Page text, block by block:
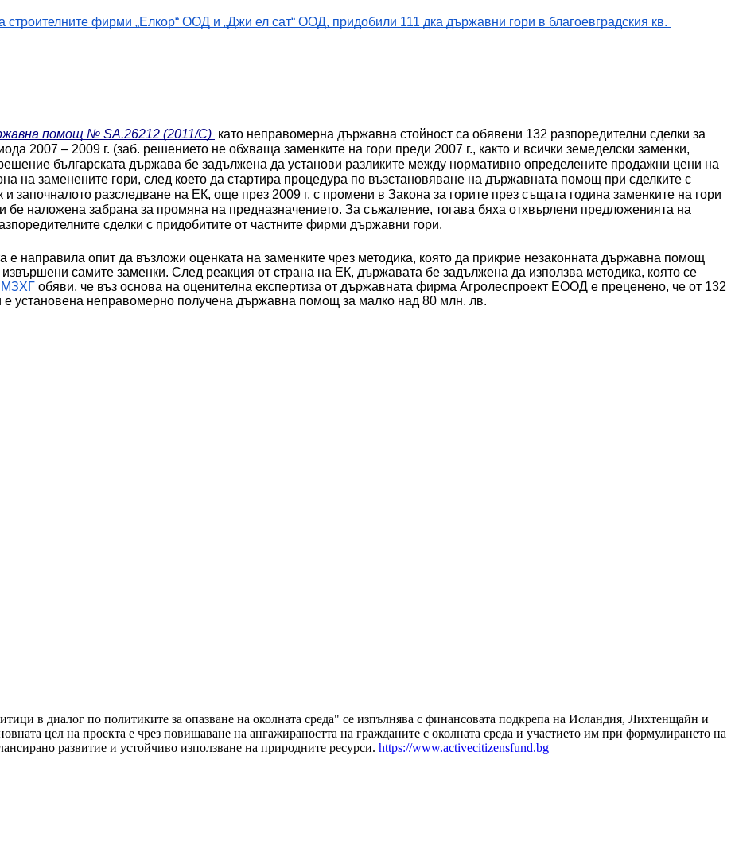
фирми „Елкор“ ООД и „Джи ел сат“ ООД, придобили 111 дка държавни гори в благоевградския кв.
помощ № SA.26212 (2011/C) като неправомерна държавна стойност са обявени 132 разпоредителни сделки за
2007 – 2009 г. (заб. решението не обхваща заменките на гори преди 2007 г., както и всички земеделски заменки,
българската държава бе задължена да установи разликите между нормативно определените продажни цени на
на заменените гори, след което да стартира процедура по възстановяване на държавната помощ при сделките с
започналото разследване на ЕК, още през 2009 г. с промени в Закона за горите през същата година заменките на гори
бе наложена забрана за промяна на предназначението. За съжаление, тогава бяха отхвърлени предложенията на
сделки с придобитите от частните фирми държавни гори.
е направила опит да възложи оценката на заменките чрез методика, която да прикрие незаконната държавна помощ
извършени самите заменки. След реакция от страна на ЕК, държавата бе задължена да използва методика, която се
МЗХГ обяви, че въз основа на оценителна експертиза от държавната фирма Агролеспроект ЕООД е преценено, че от 132
установена неправомерно получена държавна помощ за малко над 80 млн. лв.
в диалог по политиките за опазване на околната среда" се изпълнява с финансовата подкрепа на Исландия, Лихтенщайн и
цел на проекта е чрез повишаване на ангажираността на гражданите с околната среда и участието им при формулирането на
развитие и устойчиво използване на природните ресурси. https://www.activecitizensfund.bg